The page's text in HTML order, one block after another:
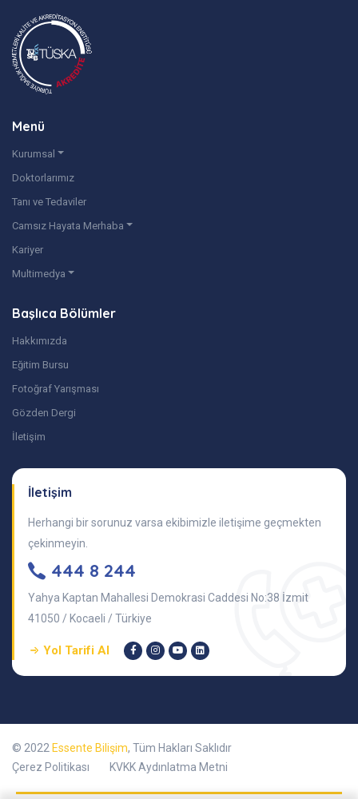
Menü
Kurumsal
Doktorlarımız
Tanı ve Tedaviler
Camsız Hayata Merhaba
Kariyer
Multimedya
Başlıca Bölümler
Hakkımızda
Eğitim Bursu
Fotoğraf Yarışması
Gözden Dergi
İletişim
İletişim
Herhangi bir sorunuz varsa ekibimizle iletişime geçmekten
çekinmeyin.
444 8 244
Yahya Kaptan Mahallesi Demokrasi Caddesi No:38 İzmit
41050 / Kocaeli / Türkiye
Yol Tarifi Al
© 2022 Essente Bilişim, Tüm Hakları Saklıdır
Çerez Politikası
KVKK Aydınlatma Metni